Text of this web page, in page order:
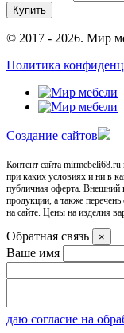
Купить
© 2017 - 2026. Мир
Политика
Cоздание сайтов
Контент сайта
при каких условиях и ни в
публичная оферта. Внешний
продукции, а также
на сайте. Цены на изделия
Обратная связь ×
Ваше имя
даю согласие на